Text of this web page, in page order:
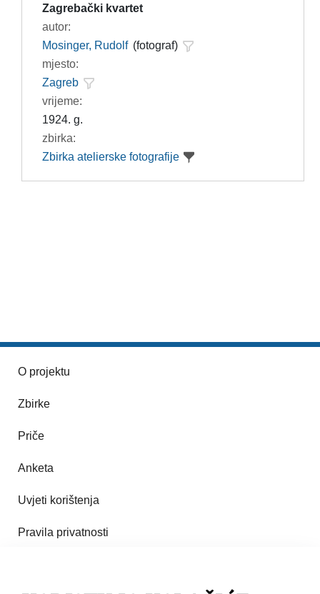
Zagrebački kvartet
autor:
Mosinger, Rudolf (fotograf)
mjesto:
Zagreb
vrijeme:
1924. g.
zbirka:
Zbirka atelierske fotografije
O projektu
Zbirke
Priče
Anketa
Uvjeti korištenja
Pravila privatnosti